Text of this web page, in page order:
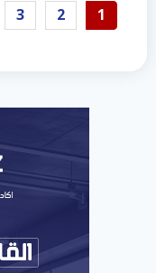
1
2
3